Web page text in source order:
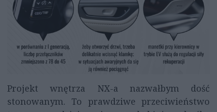
Projekt wnętrza NX-a nazwałbym dość
stonowanym. To prawdziwe przeciwieństwo